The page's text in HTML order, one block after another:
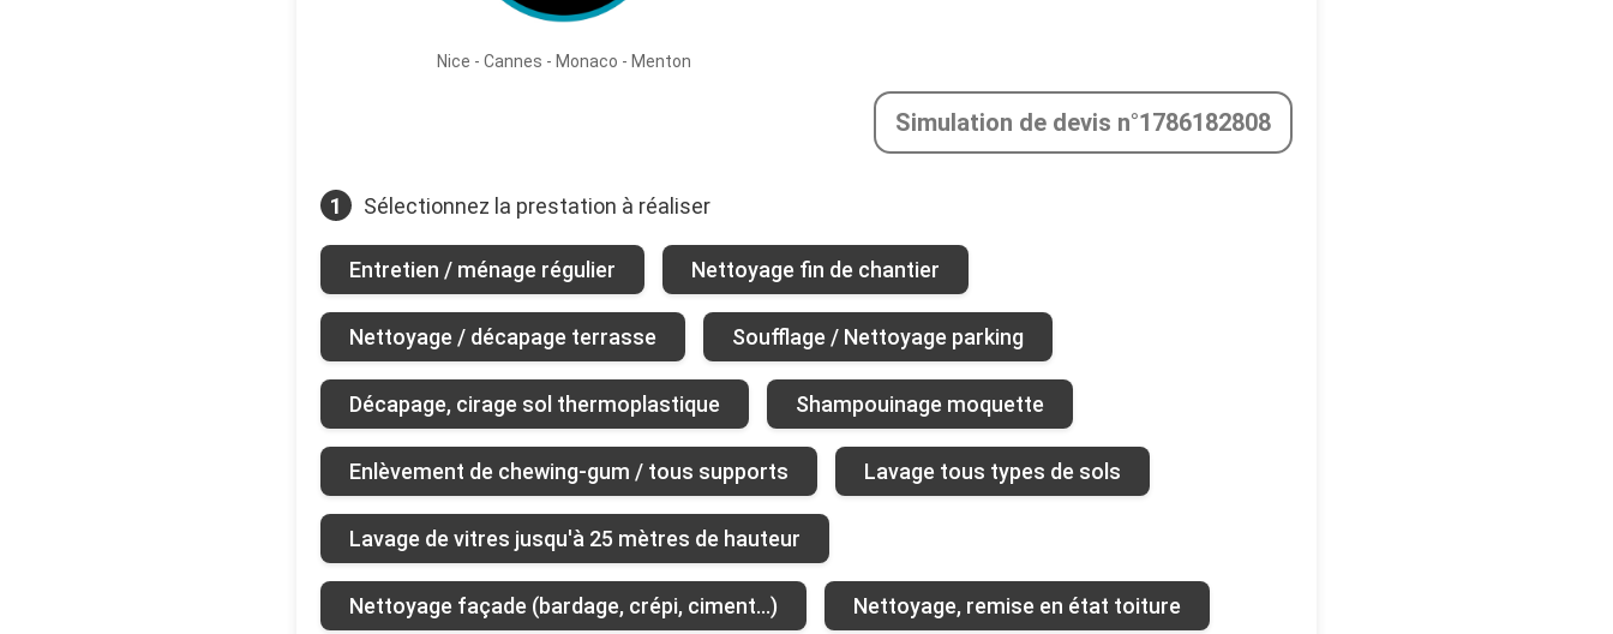
Nice - Cannes - Monaco - Menton
Simulation de devis n°1786182808
1 Sélectionnez la prestation à réaliser
Entretien / ménage régulier Nettoyage fin de chantier
Nettoyage / décapage terrasse Soufflage / Nettoyage parking
Décapage, cirage sol thermoplastique Shampouinage moquette
Enlèvement de chewing-gum / tous supports Lavage tous types de sols
Lavage de vitres jusqu'à 25 mètres de hauteur
Nettoyage façade (bardage, crépi, ciment...) Nettoyage, remise en état toiture